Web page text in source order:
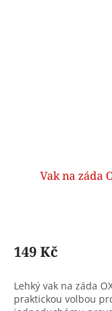
Vak na záda
149 Kč
Lehký vak na záda
praktickou volbou